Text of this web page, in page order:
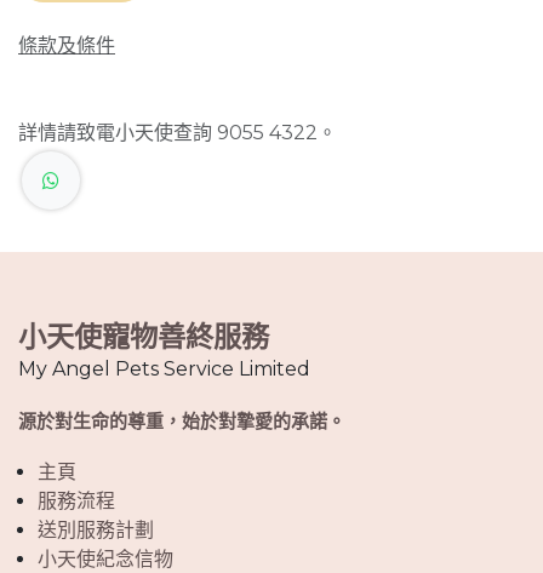
條款及條件
詳情請致電小天使查詢 9055 4322。
小天使寵物善終服務
My Angel Pets Service Limited
源於對生命的尊重，始於對摯愛的承諾。
主頁
服務流程
送別服務計劃
小天使紀念信物